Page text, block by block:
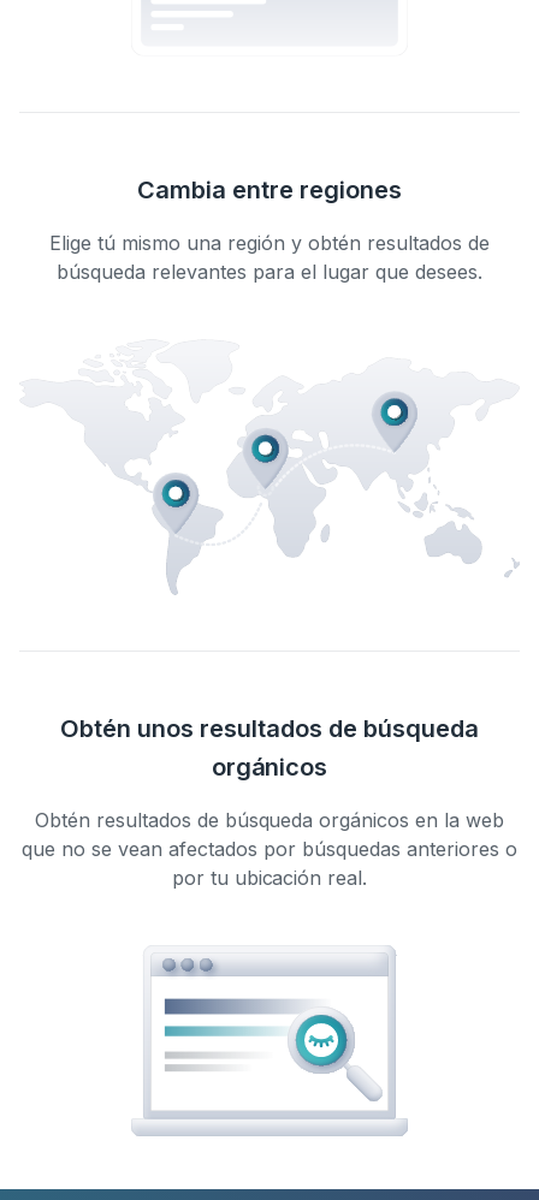
Cambia entre regiones
Elige tú mismo una región y obtén resultados de
búsqueda relevantes para el lugar que desees.
Obtén unos resultados de búsqueda
orgánicos
Obtén resultados de búsqueda orgánicos en la web
que no se vean afectados por búsquedas anteriores o
por tu ubicación real.